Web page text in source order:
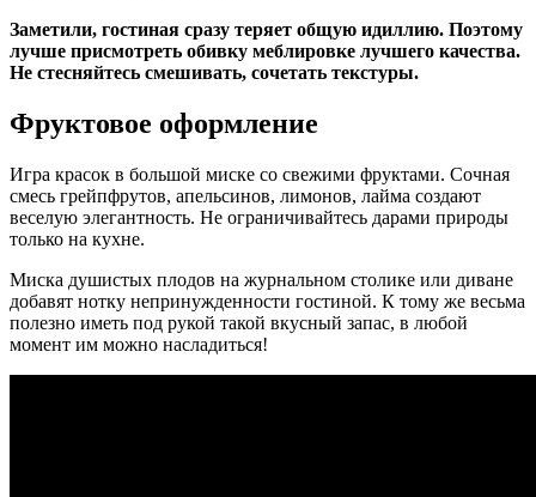
Заметили, гостиная сразу теряет общую идиллию. Поэтому
лучше присмотреть обивку меблировке лучшего качества.
Не стесняйтесь смешивать, сочетать текстуры.
Фруктовое оформление
Игра красок в большой миске со свежими фруктами. Сочная
смесь грейпфрутов, апельсинов, лимонов, лайма создают
веселую элегантность. Не ограничивайтесь дарами природы
только на кухне.
Миска душистых плодов на журнальном столике или диване
добавят нотку непринужденности гостиной. К тому же весьма
полезно иметь под рукой такой вкусный запас, в любой
момент им можно насладиться!